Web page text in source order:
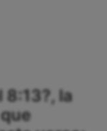
8:13?, la